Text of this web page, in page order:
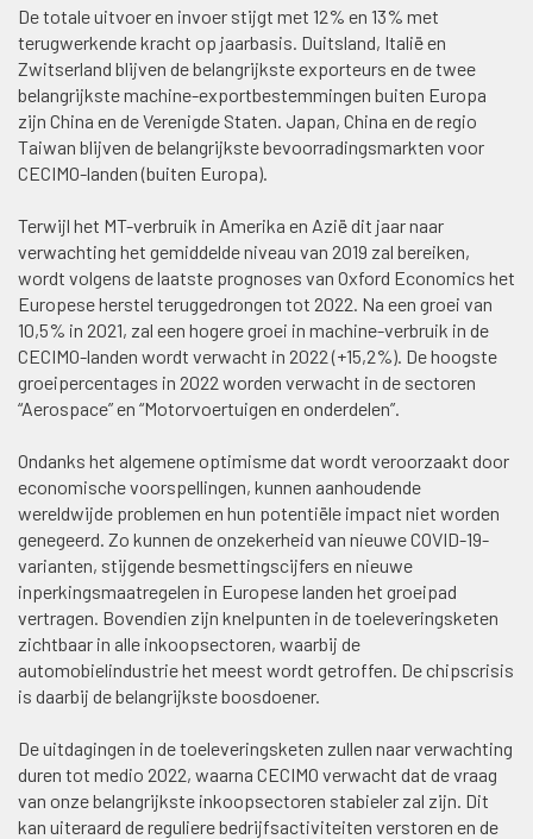
De totale uitvoer en invoer stijgt met 12% en 13% met
terugwerkende kracht op jaarbasis. Duitsland, Italië en
Zwitserland blijven de belangrijkste exporteurs en de twee
belangrijkste machine-exportbestemmingen buiten Europa
zijn China en de Verenigde Staten. Japan, China en de regio
Taiwan blijven de belangrijkste bevoorradingsmarkten voor
CECIMO-landen (buiten Europa).
Terwijl het MT-verbruik in Amerika en Azië dit jaar naar
verwachting het gemiddelde niveau van 2019 zal bereiken,
wordt volgens de laatste prognoses van Oxford Economics het
Europese herstel teruggedrongen tot 2022. Na een groei van
10,5% in 2021, zal een hogere groei in machine-verbruik in de
CECIMO-landen wordt verwacht in 2022 (+15,2%). De hoogste
groeipercentages in 2022 worden verwacht in de sectoren
“Aerospace” en “Motorvoertuigen en onderdelen”.
Ondanks het algemene optimisme dat wordt veroorzaakt door
economische voorspellingen, kunnen aanhoudende
wereldwijde problemen en hun potentiële impact niet worden
genegeerd. Zo kunnen de onzekerheid van nieuwe COVID-19-
varianten, stijgende besmettingscijfers en nieuwe
inperkingsmaatregelen in Europese landen het groeipad
vertragen. Bovendien zijn knelpunten in de toeleveringsketen
zichtbaar in alle inkoopsectoren, waarbij de
automobielindustrie het meest wordt getroffen. De chipscrisis
is daarbij de belangrijkste boosdoener.
De uitdagingen in de toeleveringsketen zullen naar verwachting
duren tot medio 2022, waarna CECIMO verwacht dat de vraag
van onze belangrijkste inkoopsectoren stabieler zal zijn. Dit
kan uiteraard de reguliere bedrijfsactiviteiten verstoren en de